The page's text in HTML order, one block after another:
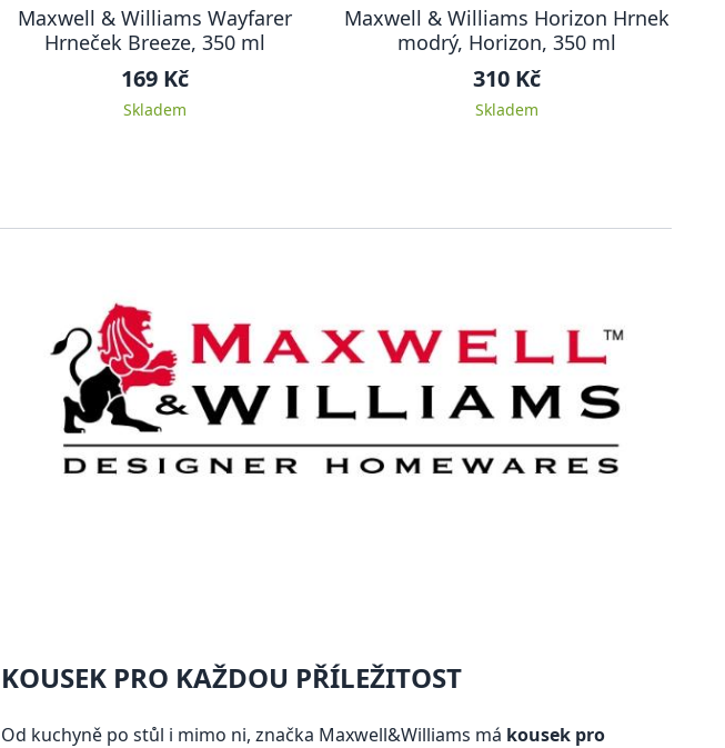
Maxwell & Williams Wayfarer
Hrneček Breeze, 350 ml
169 Kč
Skladem
Maxwell & Williams Horizon Hrnek
modrý, Horizon, 350 ml
310 Kč
Skladem
KOUSEK PRO KAŽDOU PŘÍLEŽITOST
Od kuchyně po stůl i mimo ni, značka Maxwell&Williams má kousek pro